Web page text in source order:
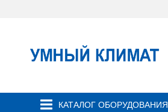
КАТАЛОГ ОБОРУДОВАНИЯ